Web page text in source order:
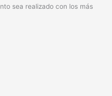
sea realizado con los más